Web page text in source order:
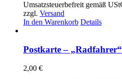
Umsatzsteuerbefreit gemäß
zzgl. Versand
In den Warenkorb Details
Postkarte – „Radfahrer“
2,00 €